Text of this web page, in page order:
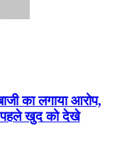
का लगाया आरोप,
पहले खुद को देखे